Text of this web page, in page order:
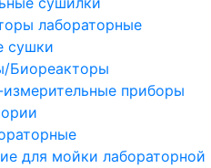
лабораторные
сушки
Биореакторы
измерительные приборы
для мойки лабораторной